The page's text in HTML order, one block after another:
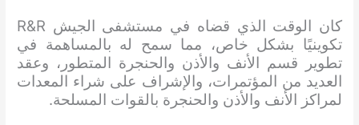
كان الوقت الذي قضاه في مستشفى الجيش R&R
تكوينيًا بشكل خاص، مما سمح له بالمساهمة في
تطوير قسم الأنف والأذن والحنجرة المتطور، وعقد
العديد من المؤتمرات، والإشراف على شراء المعدات
لمراكز الأنف والأذن والحنجرة بالقوات المسلحة.